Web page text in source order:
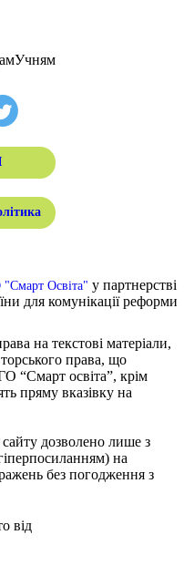
Учням
Освіта" у партнерстві
для комунікації реформи
на текстові матеріали,
права, що
“Смарт освіта”, крім
пряму вказівку на
дозволено лише з
на
без погодження з
від